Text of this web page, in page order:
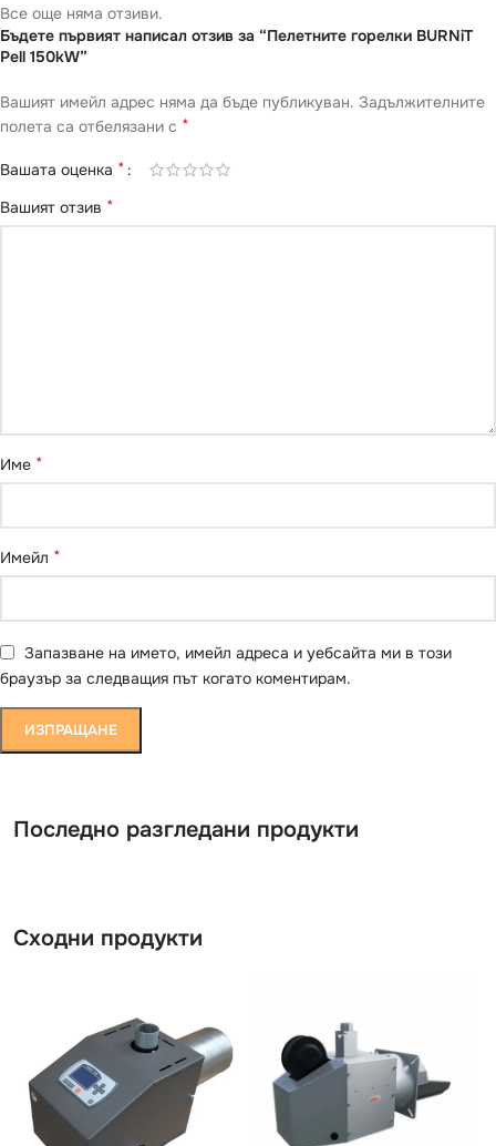
Все още няма отзиви.
Бъдете първият написал отзив за “Пелетните горелки BURNiT
Pell 150kW”
Вашият имейл адрес няма да бъде публикуван. Задължителните
полета са отбелязани с *
Вашата оценка *
Вашият отзив *
Име *
Имейл *
Запазване на името, имейл адреса и уебсайта ми в този
браузър за следващия път когато коментирам.
Последно разгледани продукти
Сходни продукти